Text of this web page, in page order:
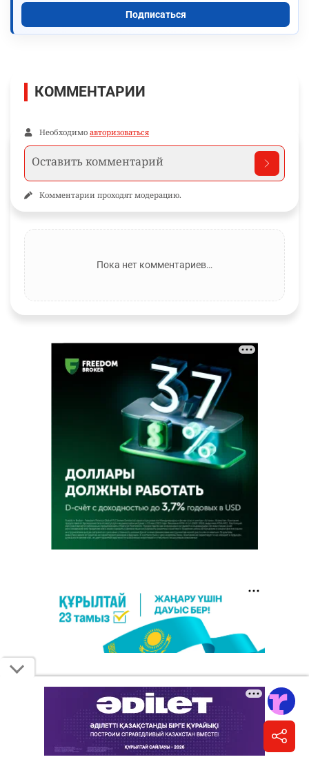
Подписаться
КОММЕНТАРИИ
Необходимо авторизоваться
Комментарии проходят модерацию.
Пока нет комментариев…
Отец погибшей в ДТП на Аль-Фараби
потребовал 100 млн тенге компенсации.
Что решила апелляция